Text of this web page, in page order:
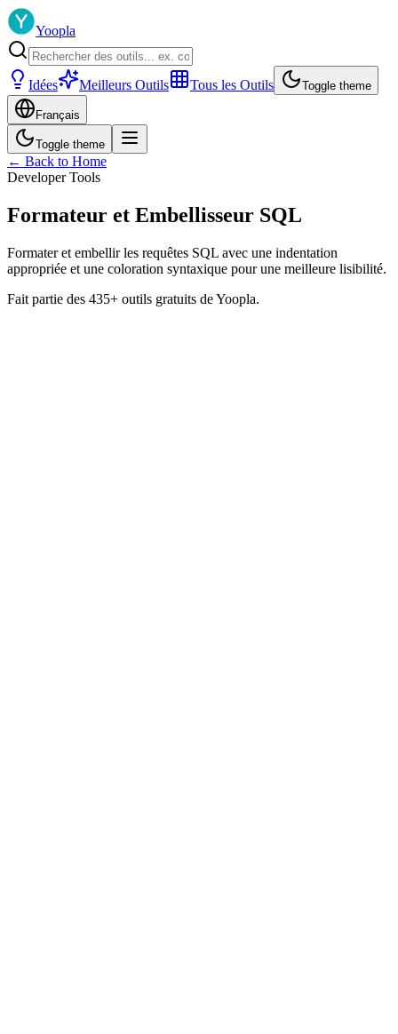
Yoopla
Idées Meilleurs Outils Tous les Outils Toggle theme
Français
Toggle theme
← Back to Home
Developer Tools
Formateur et Embellisseur SQL
Formater et embellir les requêtes SQL avec une indentation
appropriée et une coloration syntaxique pour une meilleure lisibilité.
Fait partie des 435+ outils gratuits de Yoopla.